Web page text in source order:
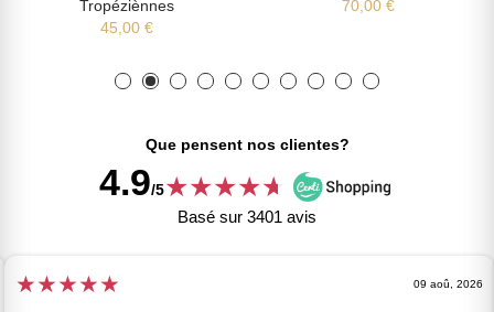
Tropéziènnes
45,00 €
70,00 €
Que pensent nos clientes?
4.9/5★★★★★
★
Basé sur 3401 avis
★★★★★ 09 aoû, 2026